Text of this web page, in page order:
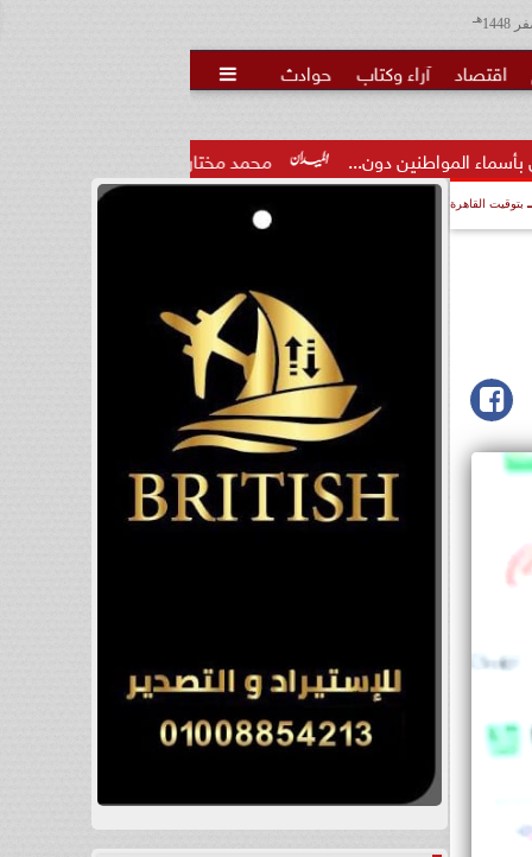
هـ
اقتصاد آراء وكتاب حوادث 
محمد مختار جمعة: بدل البطالة يجب ألا يتحول لمنحة
بتوقيت القاهرة